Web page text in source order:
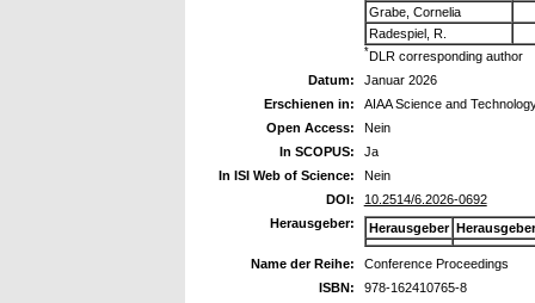
Grabe, Cornelia
Radespiel, R.
*DLR corresponding author
Datum:
Januar 2026
Erschienen in:
AIAA Science and
Open Access:
Nein
In SCOPUS:
Ja
In ISI Web of Science:
Nein
DOI:
10.2514/6.2026-0692
Herausgeber:
Herausgeber
Name der Reihe:
Conference Proceedings
ISBN:
978-162410765-8